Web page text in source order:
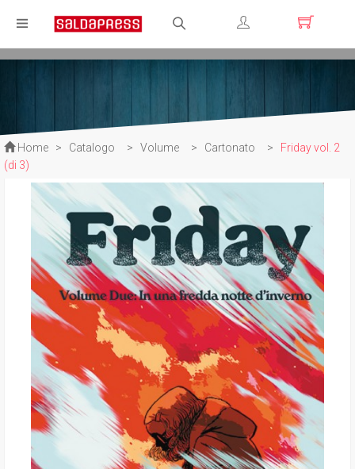
Registrati
Home > Catalogo > Volume > Cartonato >
Friday vol. 2
(di 3)